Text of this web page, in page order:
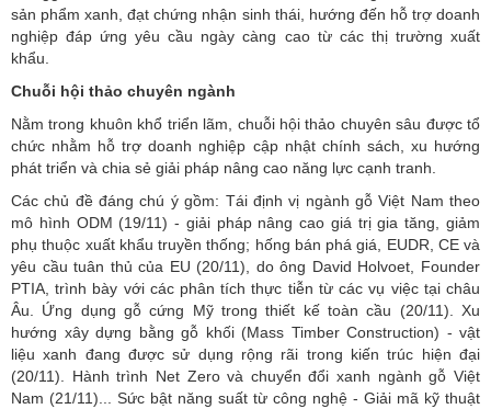
khẩu.
Chuỗi hội thảo chuyên ngành
Nằm trong khuôn khổ triển lãm, chuỗi hội thảo chuyên sâu được tổ
chức nhằm hỗ trợ doanh nghiệp cập nhật chính sách, xu hướng
phát triển và chia sẻ giải pháp nâng cao năng lực cạnh tranh.
Các chủ đề đáng chú ý gồm: Tái định vị ngành gỗ Việt Nam theo
mô hình ODM (19/11) - giải pháp nâng cao giá trị gia tăng, giảm
phụ thuộc xuất khẩu truyền thống; hống bán phá giá, EUDR, CE và
yêu cầu tuân thủ của EU (20/11), do ông David Holvoet, Founder
PTIA, trình bày với các phân tích thực tiễn từ các vụ việc tại châu
Âu. Ứng dụng gỗ cứng Mỹ trong thiết kế toàn cầu (20/11). Xu
hướng xây dựng bằng gỗ khối (Mass Timber Construction) - vật
liệu xanh đang được sử dụng rộng rãi trong kiến trúc hiện đại
(20/11). Hành trình Net Zero và chuyển đổi xanh ngành gỗ Việt
Nam (21/11)... Sức bật năng suất từ công nghệ - Giải mã kỹ thuật
ngành gỗ (22/11).